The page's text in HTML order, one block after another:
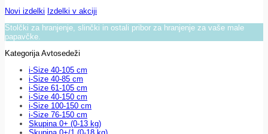
Novi izdelki Izdelki v akciji
Stolčki za hranjenje, slinčki in ostali pribor za hranjenje za vaše male
papavčke.
Kategorija Avtosedeži
i-Size 40-105 cm
i-Size 40-85 cm
i-Size 61-105 cm
i-Size 40-150 cm
i-Size 100-150 cm
i-Size 76-150 cm
Skupina 0+ (0-13 kg)